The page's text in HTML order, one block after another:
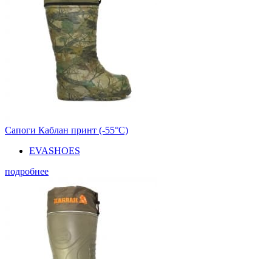
Сапоги Каблан принт (-55°С)
EVASHOES
подробнее